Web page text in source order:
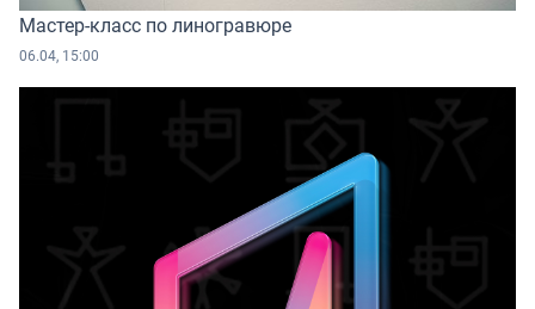
Мастер-класс по линогравюре
06.04, 15:00